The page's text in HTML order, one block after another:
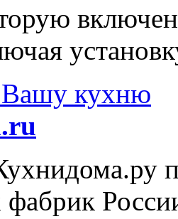
Вашу кухню